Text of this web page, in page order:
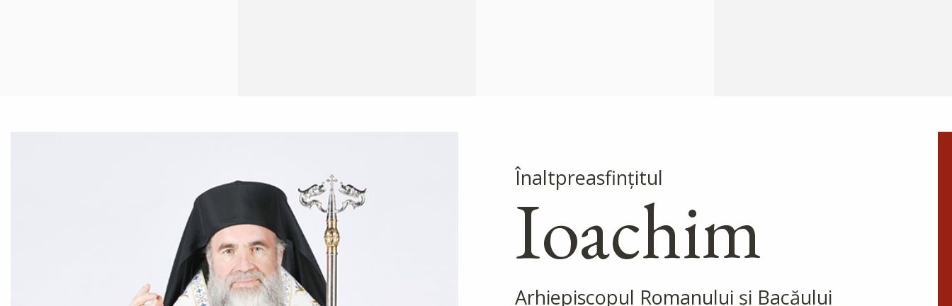
Înaltpreasfinţitul
Ioachim
Arhiepiscopul Romanului și Bacăului